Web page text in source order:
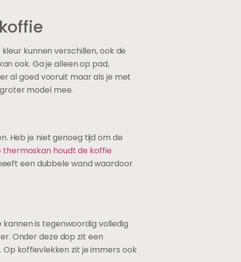
kunnen verschillen, ook de
ook. Ga je alleen op pad,
al goed vooruit maar als je met
model mee.
Heb je niet genoeg tijd om de
thermoskan houdt de koffie
een dubbele wand waardoor
is tegenwoordig volledig
Onder deze dop zit een
koffievlekken zit je immers ook